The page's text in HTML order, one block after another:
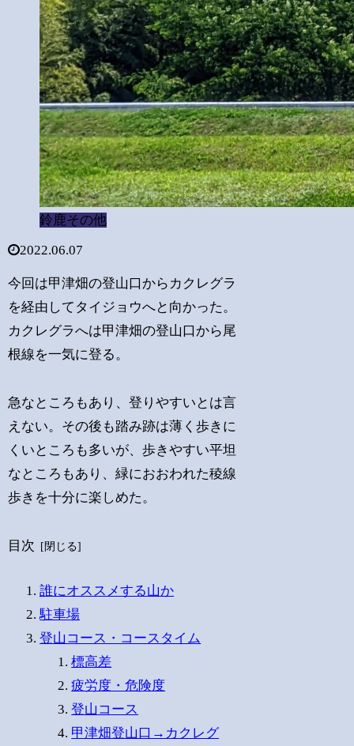
鈴鹿その他
2022.06.07
今回は甲津畑の登山口からカクレグラ
を経由してタイジョウへと向かった。
カクレグラへは甲津畑の登山口から尾
根線を一気に登る。
急なところもあり、登りやすいとは言
えない。その後も踏み跡は薄く歩きに
くいところも多いが、歩きやすい平坦
なところもあり、緑におおわれた稜線
歩きを十分に楽しめた。
目次
誰にオススメする山か
駐車場
登山コース・コースタイム
標高差
疲労度・危険度
登山コース
甲津畑登山口→カクレグ